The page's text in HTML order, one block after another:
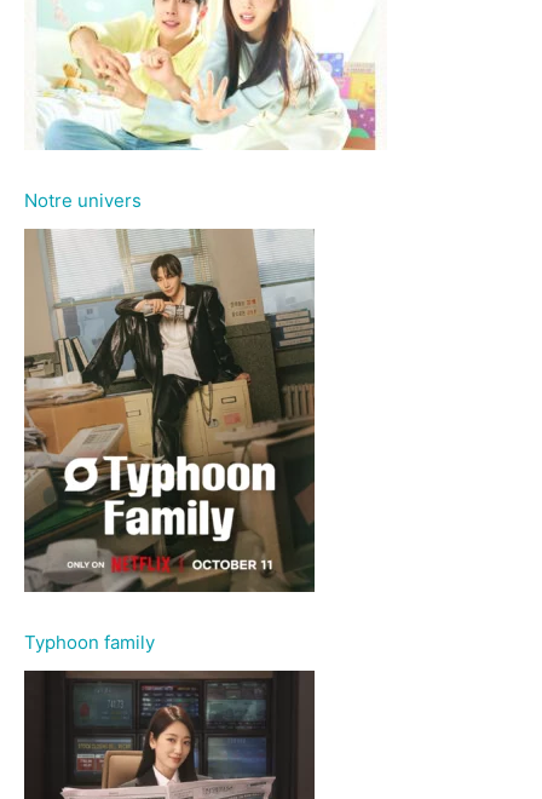
Notre univers
Typhoon family